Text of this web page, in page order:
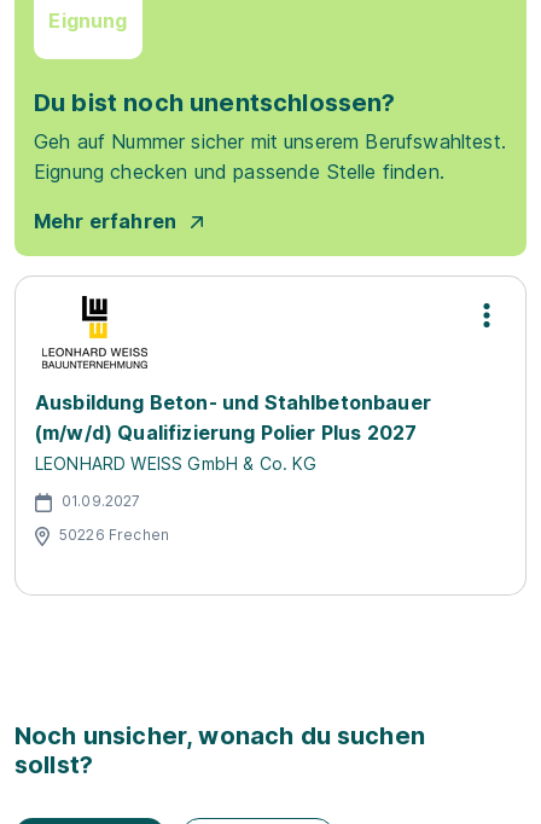
Eignung
Du bist noch unentschlossen?
Geh auf Nummer sicher mit unserem Berufswahltest.
Eignung checken und passende Stelle finden.
Mehr erfahren
Ausbildung Beton- und Stahlbetonbauer
(m/w/d) Qualifizierung Polier Plus 2027
LEONHARD WEISS GmbH & Co. KG
01.09.2027
50226 Frechen
Noch unsicher, wonach du suchen
sollst?